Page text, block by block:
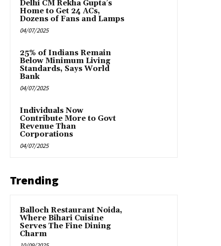
Delhi CM Rekha Gupta’s
Home to Get 24 ACs,
Dozens of Fans and Lamps
04/07/2025
25% of Indians Remain
Below Minimum Living
Standards, Says World
Bank
04/07/2025
Individuals Now
Contribute More to Govt
Revenue Than
Corporations
04/07/2025
Trending
Balloch Restaurant Noida,
Where Bihari Cuisine
Serves The Fine Dining
Charm